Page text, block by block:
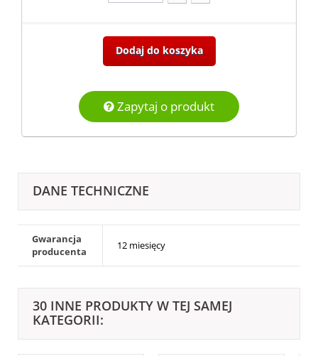
Dodaj do koszyka
Zapytaj o produkt
DANE TECHNICZNE
Gwarancja
producenta
12 miesięcy
30 INNE PRODUKTY W TEJ SAMEJ
KATEGORII: